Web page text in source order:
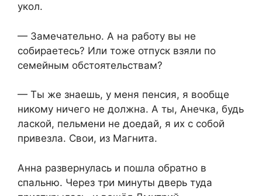
укол.
— Замечательно. А на работу вы не
собираетесь? Или тоже отпуск взяли по
семейным обстоятельствам?
— Ты же знаешь, у меня пенсия, я вообще
никому ничего не должна. А ты, Анечка, будь
лаской, пельмени не доедай, я их с собой
привезла. Свои, из Магнита.
Анна развернулась и пошла обратно в
спальню. Через три минуты дверь туда